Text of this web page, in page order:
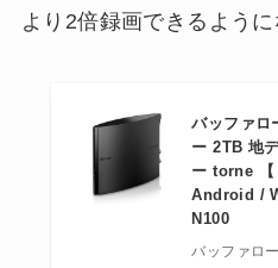
より2倍録画できるように
バッファロ
ー 2TB 地
ー torne
Android /
N100
バッファロー